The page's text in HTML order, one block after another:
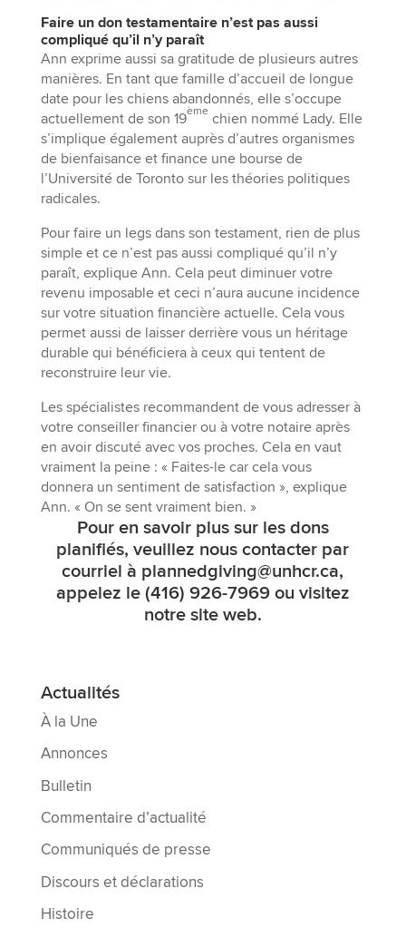
Faire un don testamentaire n’est pas aussi
compliqué qu’il n’y paraît
Ann exprime aussi sa gratitude de plusieurs autres
manières. En tant que famille d’accueil de longue
date pour les chiens abandonnés, elle s’occupe
actuellement de son 19ème chien nommé Lady. Elle
s’implique également auprès d’autres organismes
de bienfaisance et finance une bourse de
l’Université de Toronto sur les théories politiques
radicales.
Pour faire un legs dans son testament, rien de plus
simple et ce n’est pas aussi compliqué qu’il n’y
paraît, explique Ann. Cela peut diminuer votre
revenu imposable et ceci n’aura aucune incidence
sur votre situation financière actuelle. Cela vous
permet aussi de laisser derrière vous un héritage
durable qui bénéficiera à ceux qui tentent de
reconstruire leur vie.
Les spécialistes recommandent de vous adresser à
votre conseiller financier ou à votre notaire après
en avoir discuté avec vos proches. Cela en vaut
vraiment la peine : « Faites-le car cela vous
donnera un sentiment de satisfaction », explique
Ann. « On se sent vraiment bien. »
Pour en savoir plus sur les dons
planifiés, veuillez nous contacter par
courriel à plannedgiving@unhcr.ca,
appelez le (416) 926-7969 ou visitez
notresite web.
Actualités
À la Une
Annonces
Bulletin
Commentaire d’actualité
Communiqués de presse
Discours et déclarations
Histoire